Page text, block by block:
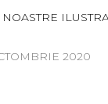
2020